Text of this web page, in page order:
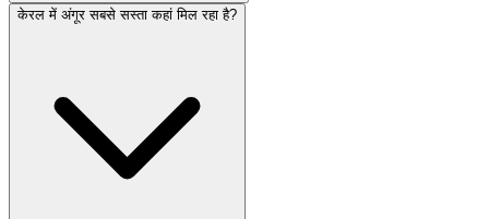
केरल में अंगूर सबसे सस्ता कहां मिल रहा है?